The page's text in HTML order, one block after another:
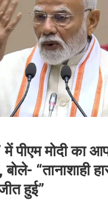
में पीएम मोदी का
बोले- “तानाशाही
हुई”